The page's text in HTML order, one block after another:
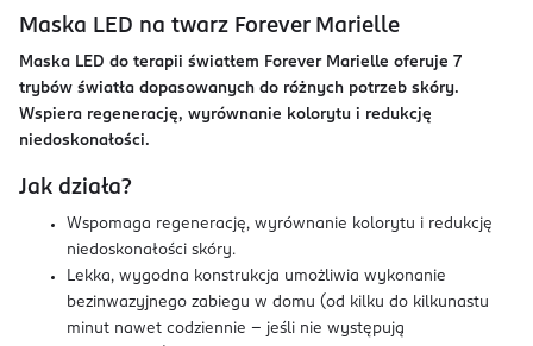
Maska LED na twarz Forever Marielle
Maska LED do terapii światłem Forever Marielle oferuje 7
trybów światła dopasowanych do różnych potrzeb skóry.
Wspiera regenerację, wyrównanie kolorytu i redukcję
niedoskonałości.
Jak działa?
Wspomaga regenerację, wyrównanie kolorytu i redukcję
niedoskonałości skóry.
Lekka, wygodna konstrukcja umożliwia wykonanie
bezinwazyjnego zabiegu w domu (od kilku do kilkunastu
minut nawet codziennie - jeśli nie występują